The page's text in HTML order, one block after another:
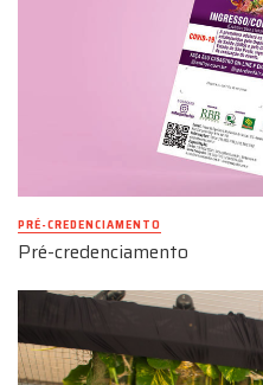
PRÉ-CREDENCIAMENTO
Pré-credenciamento